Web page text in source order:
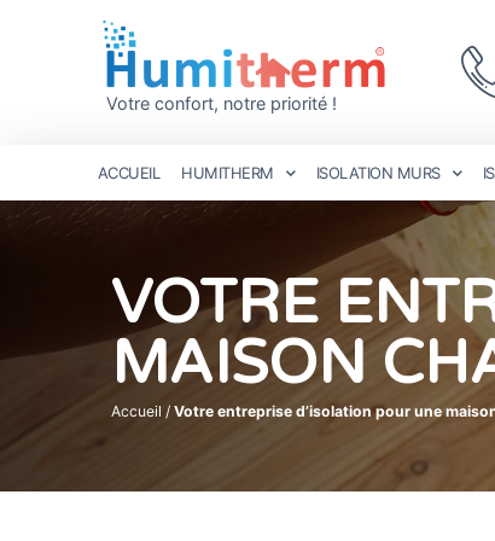
Votre confort, notre priorité !
ACCUEIL HUMITHERM ISOLATION MURS
VOTRE
MAISON
Accueil / Votre entreprise d’isolation pour une